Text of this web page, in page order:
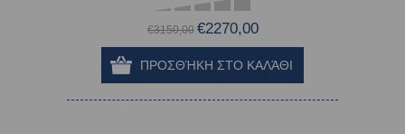
€3150,00 €2270,00